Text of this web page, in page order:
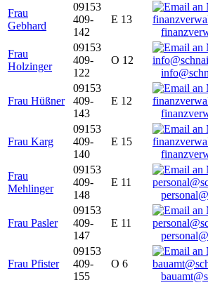
Frau
Gebhard
09153
409-
142
E 13
Frau
Holzinger
09153
409-
122
O 12
Frau Hüßner
09153
409-
143
E 12
Frau Karg
09153
409-
140
E 15
Frau
Mehlinger
09153
409-
148
E 11
Frau Pasler
09153
409-
147
E 11
Frau Pfister
09153
409-
155
O 6